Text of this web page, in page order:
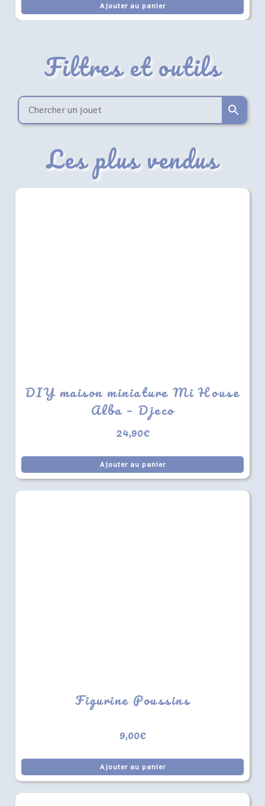
Ajouter au panier
Filtres et outils
Les plus vendus
DIY maison miniature Mi House
Alba – Djeco
24,90€
Ajouter au panier
Figurine Poussins
9,00€
Ajouter au panier